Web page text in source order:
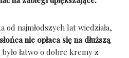
najmłodszych lat wiedziała,
nie opłaca się na dłuższą
łatwo o dobre kremy z